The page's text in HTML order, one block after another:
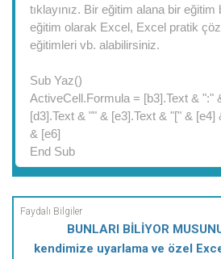
BUNLARI BİLİYOR
kendimize uyarlama ve özel